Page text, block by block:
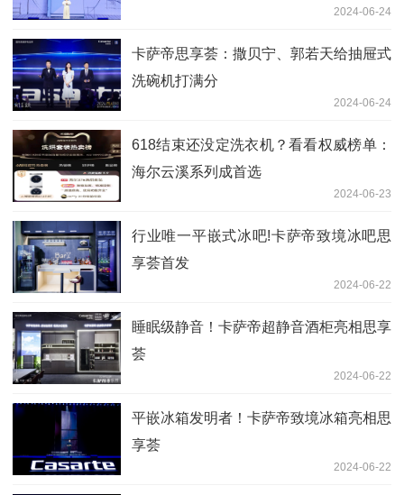
2024-06-24
卡萨帝思享荟：撒贝宁、郭若天给抽屉式
洗碗机打满分
2024-06-24
618结束还没定洗衣机？看看权威榜单：
海尔云溪系列成首选
2024-06-23
行业唯一平嵌式冰吧!卡萨帝致境冰吧思
享荟首发
2024-06-22
睡眠级静音！卡萨帝超静音酒柜亮相思享
荟
2024-06-22
平嵌冰箱发明者！卡萨帝致境冰箱亮相思
享荟
2024-06-22